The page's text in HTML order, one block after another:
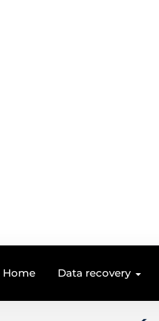
Home Data recovery